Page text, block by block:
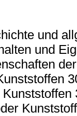
und
und